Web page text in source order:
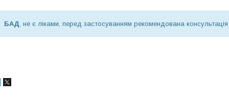
БАД , не є ліками, перед застосуванням рекомендована